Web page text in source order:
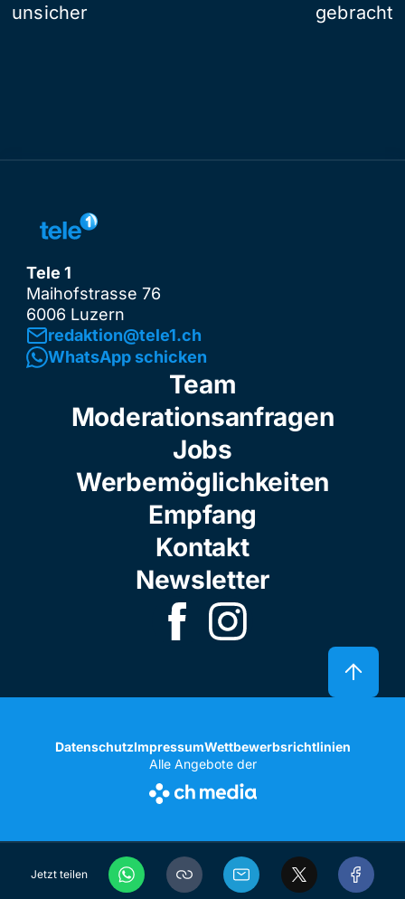
Jetzt teilen
unsicher
gebracht
Tele 1
Maihofstrasse 76
6006 Luzern
redaktion@tele1.ch
WhatsApp schicken
Team
Moderationsanfragen
Jobs
Werbemöglichkeiten
Empfang
Kontakt
Newsletter
DatenschutzImpressumWettbewerbsrichtlinien
Alle Angebote der